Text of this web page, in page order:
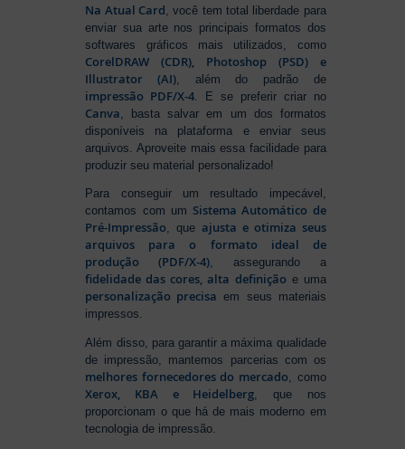
Na Atual Card , você tem total liberdade para
enviar sua arte nos principais formatos dos
softwares gráficos mais utilizados, como
CorelDRAW (CDR), Photoshop (PSD) e
Illustrator (AI) , além do padrão de
impressão PDF/X-4 . E se preferir criar no
Canva , basta salvar em um dos formatos
disponíveis na plataforma e enviar seus
arquivos. Aproveite mais essa facilidade para
produzir seu material personalizado!
Para conseguir um resultado impecável,
contamos com um Sistema Automático de
Pré-Impressão, queajusta e otimiza seus
arquivos para o formato ideal de
produção (PDF/X-4), assegurando a
fidelidade das cores, alta definição e uma
personalização precisa em seus materiais
impressos.
Além disso, para garantir a máxima qualidade
de impressão, mantemos parcerias com os
melhores fornecedores do mercado, como
Xerox, KBA e Heidelberg, que nos
proporcionam o que há de mais moderno em
tecnologia de impressão.